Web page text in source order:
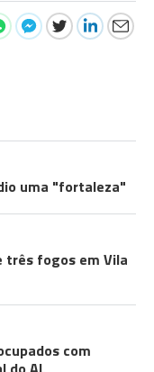
uma "fortaleza"
três fogos em Vila
com